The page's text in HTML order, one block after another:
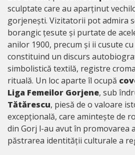
sculptate care au aparținut
gorjenești. Vizitatorii pot admira
borangic țesute și purtate de
anilor 1900, precum și ii cusute
constituind un discurs
simbolistică textilă, registre
rituală. Un loc aparte îl ocupă
Liga Femeilor Gorjene, sub
Tătărescu, piesă de o valoare
excepțională, care amintește de
din Gorj l-au avut în promovarea
păstrarea identității culturale a